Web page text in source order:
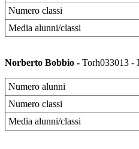
Numero classi
Media alunni/classi
Norberto Bobbio - Torh033013 -
Numero alunni
Numero classi
Media alunni/classi